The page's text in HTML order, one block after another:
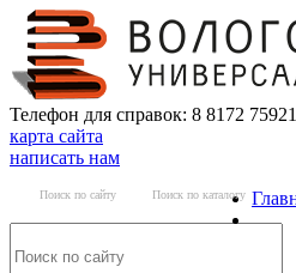
Телефон для справок: 8 8172
карта сайта
написать нам
Поиск по сайту Поиск по каталогу